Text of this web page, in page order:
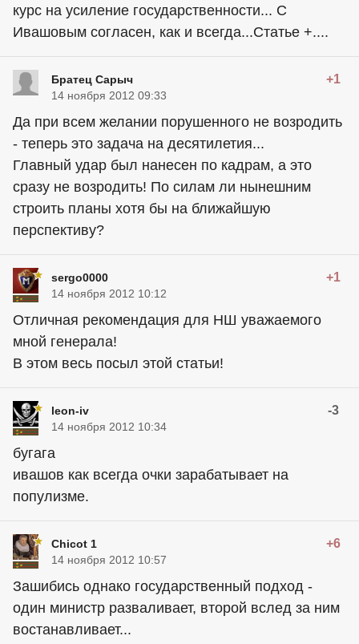
курс на усиление государственности... С
Ивашовым согласен, как и всегда...Статье +....
Братец Сарыч +1
14 ноября 2012 09:33
Да при всем желании порушенного не возродить
- теперь это задача на десятилетия...
Главный удар был нанесен по кадрам, а это
сразу не возродить! По силам ли нынешним
строить планы хотя бы на ближайшую
перспективу?
sergo0000 +1
14 ноября 2012 10:12
Отличная рекомендация для НШ уважаемого
мной генерала!
В этом весь посыл этой статьи!
leon-iv -3
14 ноября 2012 10:34
бугага
ивашов как всегда очки зарабатывает на
популизме.
Chicot 1 +6
14 ноября 2012 10:57
Зашибись однако государственный подход -
один министр разваливает, второй вслед за ним
востанавливает...